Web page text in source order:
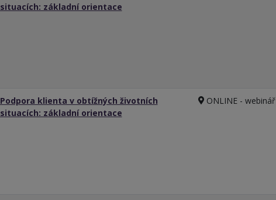
situacích: základní orientace
Podpora klienta v obtížných životních
situacích: základní orientace
ONLINE - webinář